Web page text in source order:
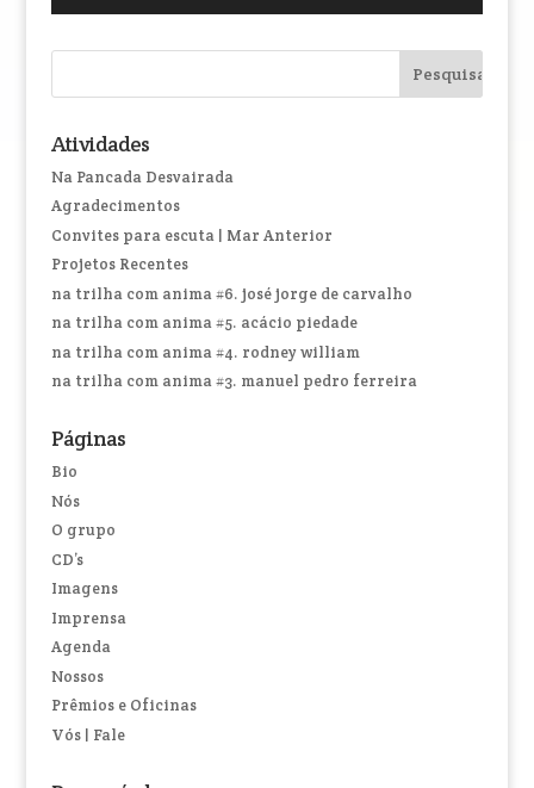
áudio
Atividades
Na Pancada Desvairada
Agradecimentos
Convites para escuta | Mar Anterior
Projetos Recentes
na trilha com anima #6. josé jorge de carvalho
na trilha com anima #5. acácio piedade
na trilha com anima #4. rodney william
na trilha com anima #3. manuel pedro ferreira
Páginas
Bio
Nós
O grupo
CD’s
Imagens
Imprensa
Agenda
Nossos
Prêmios e Oficinas
Vós | Fale